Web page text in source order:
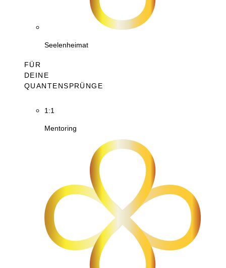
Seelenheimat
FÜR
DEINE
QUANTENSPRÜNGE
1:1
Mentoring